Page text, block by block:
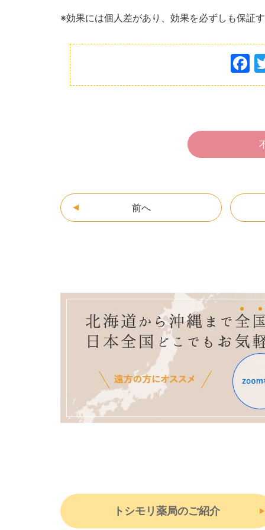
※効果には個人差があり、効果を必ずしも保証
F
a
b
o
k
前へ
トシモリ薬局のご紹介